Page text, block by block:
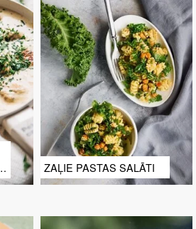
ZAĻIE PASTAS SALĀTI